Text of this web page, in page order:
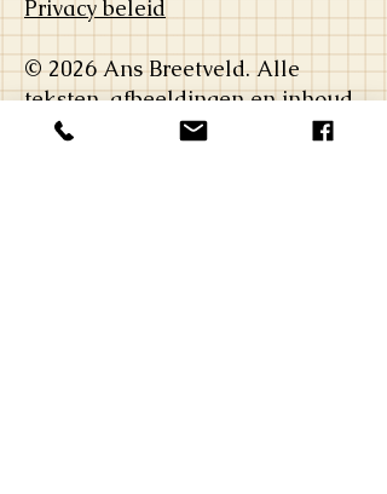
Privacy beleid
© 2026 Ans Breetveld. Alle
teksten, afbeeldingen en inhoud
op deze website zijn